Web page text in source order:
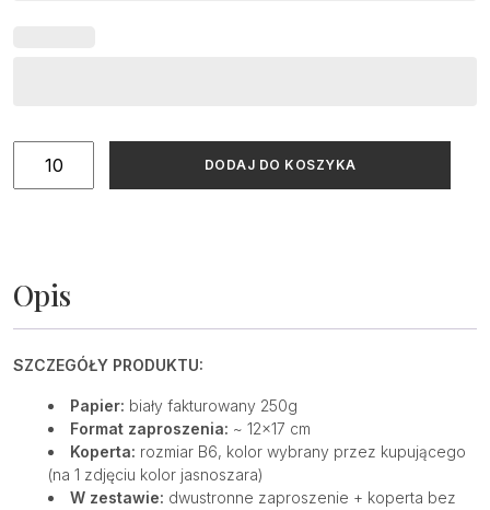
ilość
syrenką
DODAJ DO KOSZYKA
Opis
SZCZEGÓŁY PRODUKTU:
Papier: biały fakturowany 250g
Format zaproszenia: ~ 12×17 cm
Koperta: rozmiar B6, kolor wybrany przez kupującego
(na 1 zdjęciu kolor jasnoszara)
W zestawie: dwustronne zaproszenie + koperta bez